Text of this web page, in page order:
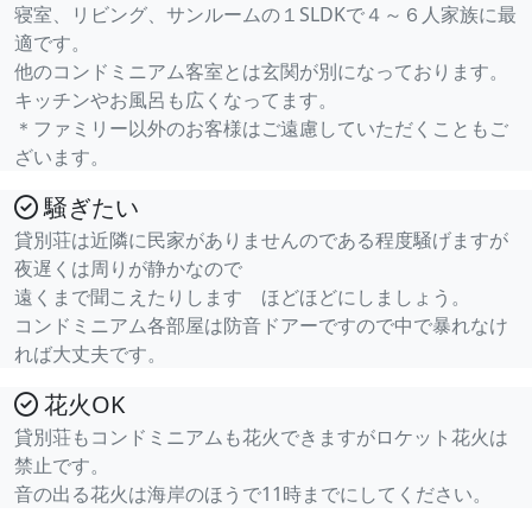
寝室、リビング、サンルームの１SLDKで４～６人家族に最
適です。
他のコンドミニアム客室とは玄関が別になっております。
キッチンやお風呂も広くなってます。
＊ファミリー以外のお客様はご遠慮していただくこともご
ざいます。
騒ぎたい
貸別荘は近隣に民家がありませんのである程度騒げますが
夜遅くは周りが静かなので
遠くまで聞こえたりします ほどほどにしましょう。
コンドミニアム各部屋は防音ドアーですので中で暴れなけ
れば大丈夫です。
花火OK
貸別荘もコンドミニアムも花火できますがロケット花火は
禁止です。
音の出る花火は海岸のほうで11時までにしてください。